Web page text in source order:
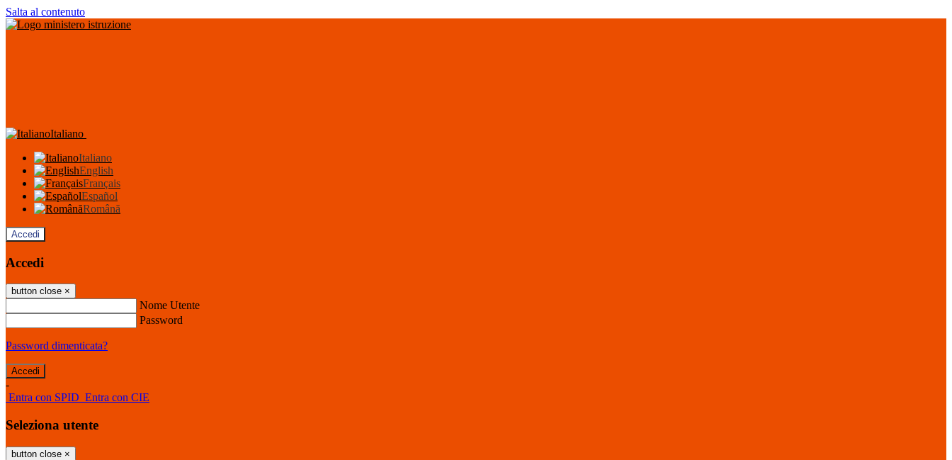
Salta al contenuto
Italiano
Italiano
English
Français
Español
Română
Accedi
Accedi
button close ×
Nome Utente
Password
Password dimenticata?
-
Entra con SPID Entra con CIE
Seleziona utente
button close ×